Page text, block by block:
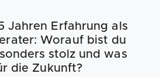
Jahren Erfahrung als
Worauf bist du
stolz und was
die Zukunft?